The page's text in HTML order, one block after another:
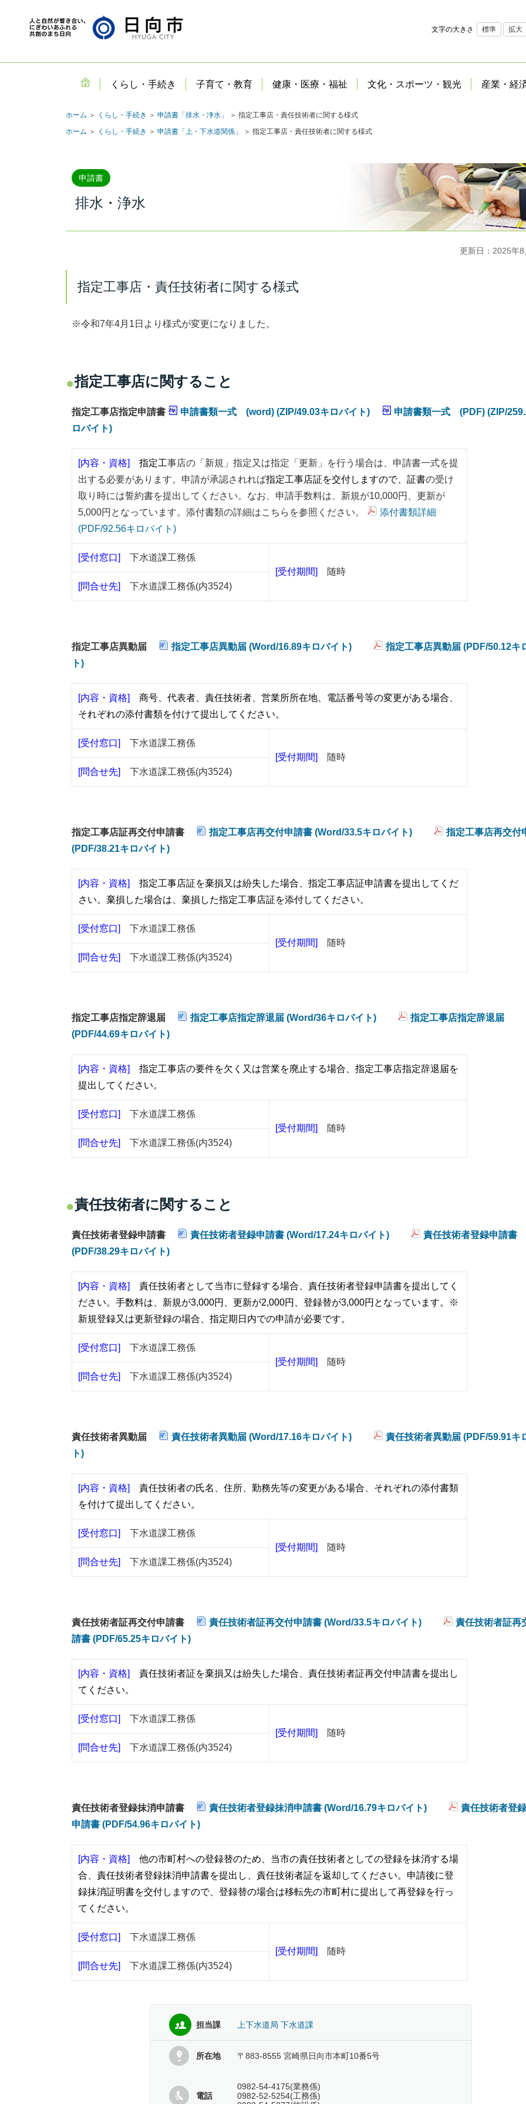
文字の大きさ 標準 拡大
くらし・手続き 子育て・教育 健康・医療・福祉 文化・スポーツ・観光 産業・経
ホーム ＞ くらし・手続き ＞ 申請書「排水・浄水」
＞ 指定工事店・責任技術者に関する様式
ホーム ＞ くらし・手続き ＞ 申請書「上・下水道関係」 ＞ 指定工事店・責任技術者に関する様式
申請書
排水・浄水
更新日：2025年
指定工事店・責任技術者に関する様式
※令和7年4月1日より様式が変更になりました。
指定工事店に関すること
指定工事店指定申請書 申請書類一式 (word) (ZIP/49.03キロバイト)
申請書類一式 (PDF) (ZIP/
ロバイト)
[内容・資格] 指定工事店の「新規」指定又は指定「更新」を行う場合は、申請書一式を提
出する必要があります。申請が承認されれば指定工事店証を交付しますので、証書の受け
取り時には誓約書を提出してください。なお、申請手数料は、新規が10,000円、更新が
5,000円となっています。添付書類の詳細はこちらを参照ください。
添付書類詳細
(PDF/92.56キロバイト)
[受付窓口] 下水道課工務係
[受付期間]
随時
[問合せ先] 下水道課工務係(内3524)
指定工事店異動届 指定工事店異動届 (Word/16.89キロバイト)
指定工事店異動届 (PDF/50.12キ
ト)
[内容・資格] 商号、代表者、責任技術者、営業所所在地、電話番号等の変更がある場合、
それぞれの添付書類を付けて提出してください。
[受付窓口] 下水道課工務係
[受付期間]
随時
[問合せ先] 下水道課工務係(内3524)
指定工事店証再交付申請書 指定工事店再交付申請書 (Word/33.5キロバイト)
指定工事店再交付
(PDF/38.21キロバイト)
[内容・資格] 指定工事店証を棄損又は紛失した場合、指定工事店証申請書を提出してくだ
さい。棄損した場合は、棄損した指定工事店証を添付してください。
[受付窓口] 下水道課工務係
[受付期間]
随時
[問合せ先] 下水道課工務係(内3524)
指定工事店指定辞退届 指定工事店指定辞退届 (Word/36キロバイト)
指定工事店指定辞退届
(PDF/44.69キロバイト)
[内容・資格] 指定工事店の要件を欠く又は営業を廃止する場合、指定工事店指定辞退届を
提出してください。
[受付窓口] 下水道課工務係
[受付期間]
随時
[問合せ先] 下水道課工務係(内3524)
責任技術者に関すること
責任技術者登録申請書 責任技術者登録申請書 (Word/17.24キロバイト)
責任技術者登録申請書
(PDF/38.29キロバイト)
[内容・資格] 責任技術者として当市に登録する場合、責任技術者登録申請書を提出してく
ださい。 手数料は、新規が3,000円、更新が2,000円、登録替が3,000円となっています。
※
新規登録又は更新登録の場合、指定期日内での申請が必要です。
[受付窓口] 下水道課工務係
[受付期間]
随時
[問合せ先] 下水道課工務係(内3524)
責任技術者異動届 責任技術者異動届 (Word/17.16キロバイト)
責任技術者異動届 (PDF/59.91キ
ト)
[内容・資格]
責任技術者の氏名、住所、勤務先等の変更がある場合、それぞれの添付書類
を付けて提出してください。
[受付窓口] 下水道課工務係
[受付期間]
随時
[問合せ先] 下水道課工務係(内3524)
責任技術者証再交付申請書 責任技術者証再交付申請書 (Word/33.5キロバイト)
責任技術者証再
請書 (PDF/65.25キロバイト)
[内容・資格]
責任技術者証を棄損又は紛失した場合、責任技術者証再交付申請書を提出し
てください。
[受付窓口] 下水道課工務係
[受付期間]
随時
[問合せ先] 下水道課工務係(内3524)
責任技術者登録抹消申請書 責任技術者登録抹消申請書 (Word/16.79キロバイト)
責任技術者登
申請書 (PDF/54.96キロバイト)
[内容・資格] 他の市町村への登録替のため、当市の責任技術者としての登録を抹消する場
合、責任技術者登録抹消申請書を提出 し 、責任技術者証を返却してください。 申請後に登
録抹消証明書を交付しますので、登録替の場合は移転先の市町村に提出して再登録を行っ
て ください。
[受付窓口] 下水道課工務係
[受付期間]
随時
[問合せ先] 下水道課工務係(内3524)
担当課 上下水道局 下水道課
所在地 〒883-8555 宮崎県日向市本町10番5号
電話
0982-54-4175(業務係)
0982-52-5254(工務係)